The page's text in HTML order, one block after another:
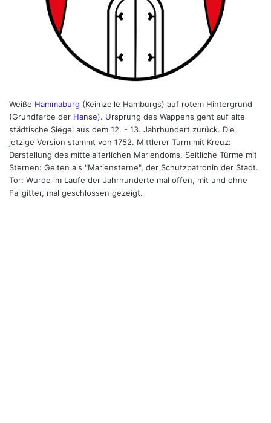
Weiße Hammaburg (Keimzelle Hamburgs) auf rotem Hintergrund
(Grundfarbe der Hanse). Ursprung des Wappens geht auf alte
städtische Siegel aus dem 12. - 13. Jahrhundert zurück. Die
jetzige Version stammt von 1752. Mittlerer Turm mit Kreuz:
Darstellung des mittelalterlichen Mariendoms. Seitliche Türme mit
Sternen: Gelten als "Mariensterne", der Schutzpatronin der Stadt.
Tor: Wurde im Laufe der Jahrhunderte mal offen, mit und ohne
Fallgitter, mal geschlossen gezeigt.